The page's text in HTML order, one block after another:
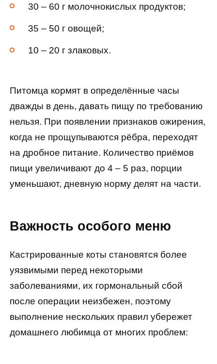
30 – 60 г молочнокислых продуктов;
35 – 50 г овощей;
10 – 20 г злаковых.
Питомца кормят в определённые часы
дважды в день, давать пищу по требованию
нельзя. При появлении признаков ожирения,
когда не прощупываются рёбра, переходят
на дробное питание. Количество приёмов
пищи увеличивают до 4 – 5 раз, порции
уменьшают, дневную норму делят на части.
Важность особого меню
Кастрированные коты становятся более
уязвимыми перед некоторыми
заболеваниями, их гормональный сбой
после операции неизбежен, поэтому
выполнение нескольких правил убережет
домашнего любимца от многих проблем: